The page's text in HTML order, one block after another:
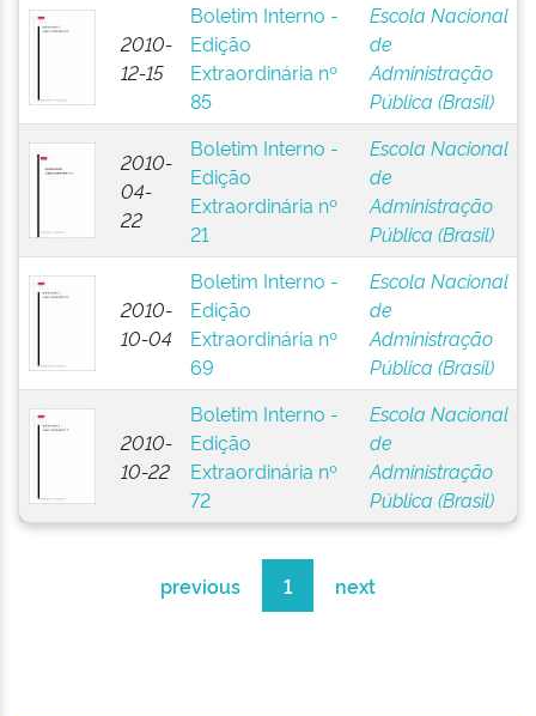
2010-
12-15
Boletim Interno -
Edição
Extraordinária nº
85
Escola Nacional
de
Administração
Pública (Brasil)
2010-
04-
22
Boletim Interno -
Edição
Extraordinária nº
21
Escola Nacional
de
Administração
Pública (Brasil)
2010-
10-04
Boletim Interno -
Edição
Extraordinária nº
69
Escola Nacional
de
Administração
Pública (Brasil)
2010-
10-22
Boletim Interno -
Edição
Extraordinária nº
72
Escola Nacional
de
Administração
Pública (Brasil)
previous 1 next